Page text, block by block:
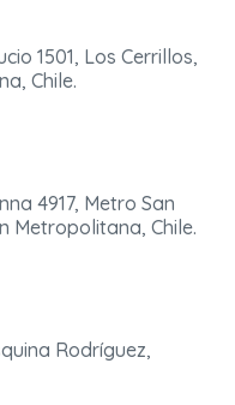
1501, Los Cerrillos,
Chile.
4917, Metro San
Metropolitana, Chile.
Rodríguez,